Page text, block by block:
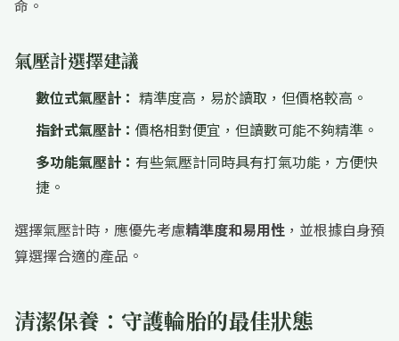
命。
氣壓計選擇建議
數位式氣壓計： 精準度高，易於讀取，但價格較高。
指針式氣壓計： 價格相對便宜，但讀數可能不夠精準。
多功能氣壓計： 有些氣壓計同時具有打氣功能，方便快
捷。
選擇氣壓計時，應優先考慮精準度和易用性 ，並根據自身預
算選擇合適的產品。
清潔保養：守護輪胎的最佳狀態